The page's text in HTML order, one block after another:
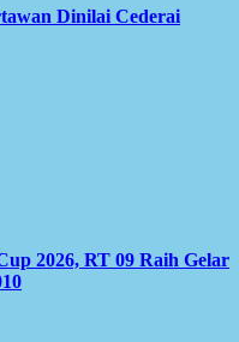
Dinilai Cederai
2026, RT 09 Raih Gelar